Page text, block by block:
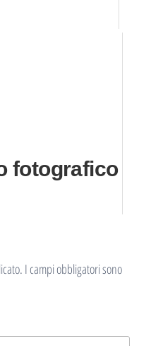
fotografico
I campi obbligatori sono